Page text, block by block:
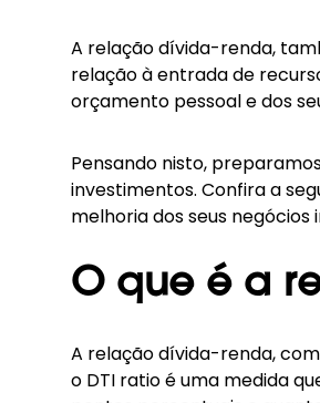
A relação dívida-renda,
relação à entrada de
orçamento pessoal e dos
Pensando nisto,
investimentos. Confira a
melhoria dos seus negócios
O que é a
A relação dívida-renda,
o DTI ratio é uma medida